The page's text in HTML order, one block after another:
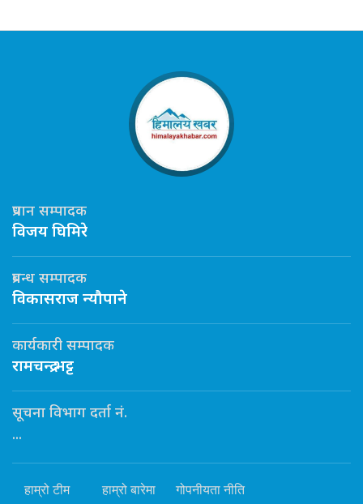
प्रधान सम्पादक
विजय घिमिरे
प्रबन्ध सम्पादक
विकासराज न्यौपाने
कार्यकारी सम्पादक
रामचन्द्र भट्ट
सूचना विभाग दर्ता नं.
...
हाम्रो टीम हाम्रो बारेमा गोपनीयता नीति